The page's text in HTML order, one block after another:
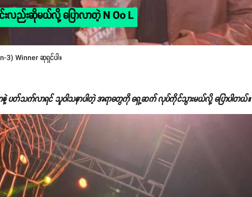
းလည်းဆိုမယ်လို့ ပြောလာတဲ့ N Oo L
3) Winner ဆုရှင်ပါ။
ပတ်သက်လာရင် သူဝါသနာပါတဲ့ အရာတွေကို ရှေ့ဆက် လုပ်ကိုင်သွားမယ်လို့ ပြောပါတယ်။